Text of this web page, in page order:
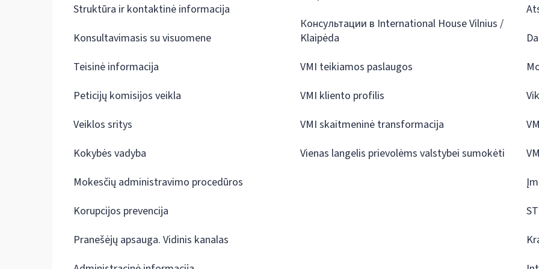
Struktūra ir kontaktinė informacija
Konsultavimasis su visuomene
Teisinė informacija
Peticijų komisijos veikla
Veiklos sritys
Kokybės vadyba
Mokesčių administravimo procedūros
Korupcijos prevencija
Pranešėjų apsauga. Vidinis kanalas
Консультации в International House Vilnius /
Klaipėda
VMI teikiamos paslaugos
VMI kliento profilis
VMI skaitmeninė transformacija
Vienas langelis prievolėms valstybei sumokėti